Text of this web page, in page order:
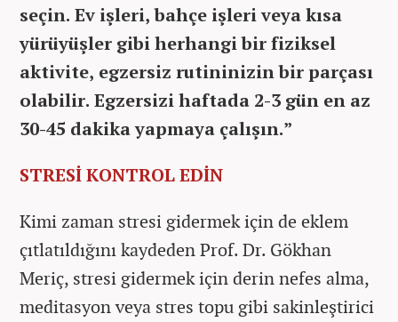
seçin. Ev işleri, bahçe işleri veya kısa
yürüyüşler gibi herhangi bir fiziksel
aktivite, egzersiz rutininizin bir parçası
olabilir. Egzersizi haftada 2-3 gün en az
30-45 dakika yapmaya çalışın.”
STRESİ KONTROL EDİN
Kimi zaman stresi gidermek için de eklem
çıtlatıldığını kaydeden Prof. Dr. Gökhan
Meriç, stresi gidermek için derin nefes alma,
meditasyon veya stres topu gibi sakinleştirici